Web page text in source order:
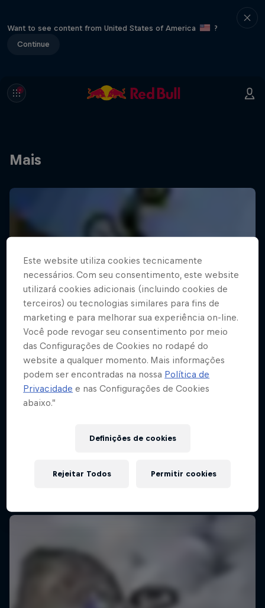
Want to see content from United States of America
?
Continue
Mais
Este website utiliza cookies tecnicamente
necessários. Com seu consentimento, este website
utilizará cookies adicionais (incluindo cookies de
terceiros) ou tecnologias similares para fins de
marketing e para melhorar sua experiência on-line.
Você pode revogar seu consentimento por meio
das Configurações de Cookies no rodapé do
website a qualquer momento. Mais informações
podem ser encontradas na nossa Política de
Privacidade e nas Configurações de Cookies
abaixo.”
Definições de cookies
Rejeitar Todos Permitir cookies